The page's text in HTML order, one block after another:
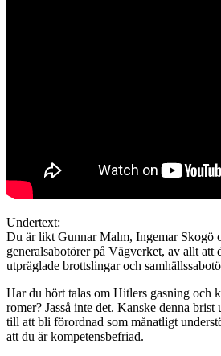
Undertext:
Du är likt Gunnar Malm, Ingemar Skogö
generalsabotörer på Vägverket, av allt att
utpräglade brottslingar och
Har du hört talas om Hitlers gasning och
romer? Jasså inte det. Kanske denna
till att bli förordnad som månatligt
att du är kompetensbefriad.